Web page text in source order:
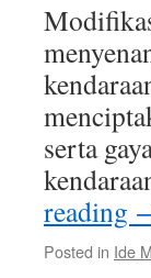
serta
reading
Posted in Ide